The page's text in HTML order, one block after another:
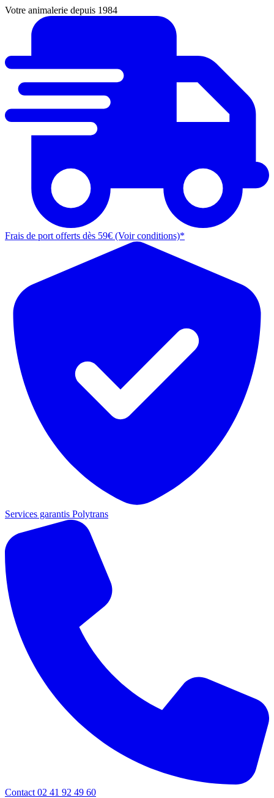
Votre animalerie depuis 1984
Frais de port offerts dès 59€ (Voir conditions)*
Services garantis Polytrans
Contact 02 41 92 49 60